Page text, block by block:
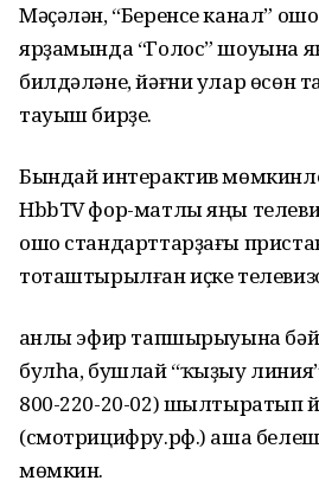
Мәҫәлән, “Беренсе канал”
ярҙамында “Голос” шоуына
билдәләне, йәғни улар өсөн
тауыш бирҙе.
Бындай интерактив
HbbTV фор-матлы яңы
ошо стандарттарҙағы
тоташтырылған иҫке
Һанлы эфир тапшырыуына
булһа, бушлай “ҡыҙыу
800-220-20-02) шылтыратып
(смотрицифру.рф.) аша
мөмкин.